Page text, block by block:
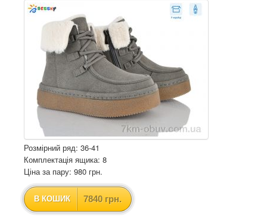
Розмірний ряд: 36-41
Комплектація ящика: 8
Ціна за пару: 980 грн.
В КОШИК 7840 грн.